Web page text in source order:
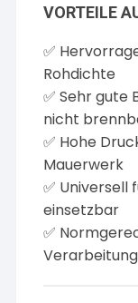
VORTEILE
✅
Rohdichte
✅ Sehr gute
nicht
✅ Hohe
Mauerwerk
✅ Universell
einsetzbar
✅
Verarbeitung